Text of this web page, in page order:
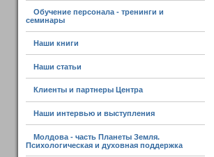
Обучение персонала - тренинги и
семинары
Наши книги
Наши статьи
Клиенты и партнеры Центра
Наши интервью и выступления
Молдова - часть Планеты Земля.
Психологическая и духовная поддержка